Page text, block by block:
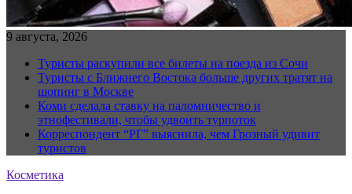
9 августа, 2026
Туристы раскупили все билеты на поезда из Сочи
Туристы с Ближнего Востока больше других тратят на
шопинг в Москве
Коми сделала ставку на паломничество и
этнофестивали, чтобы удвоить турпоток
Корреспондент “РГ” выяснила, чем Грозный удивит
туристов
Косметика